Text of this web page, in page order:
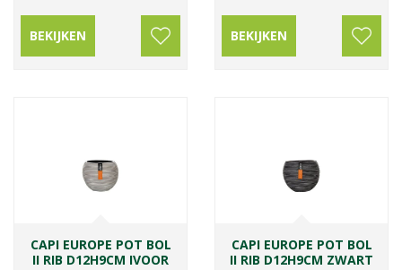
BEKIJKEN BEKIJKEN
CAPI EUROPE POT BOL
II RIB D12H9CM IVOOR
CAPI EUROPE POT BOL
II RIB D12H9CM ZWART